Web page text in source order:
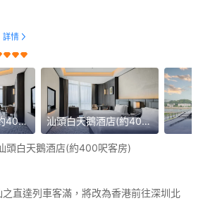
汕頭白天鵝酒店(約400呎客房) 汕頭白天鵝酒店(約400呎客房)
頭白天鵝酒店(約400呎客房)
直達列車客滿，將改為香港前往深圳北